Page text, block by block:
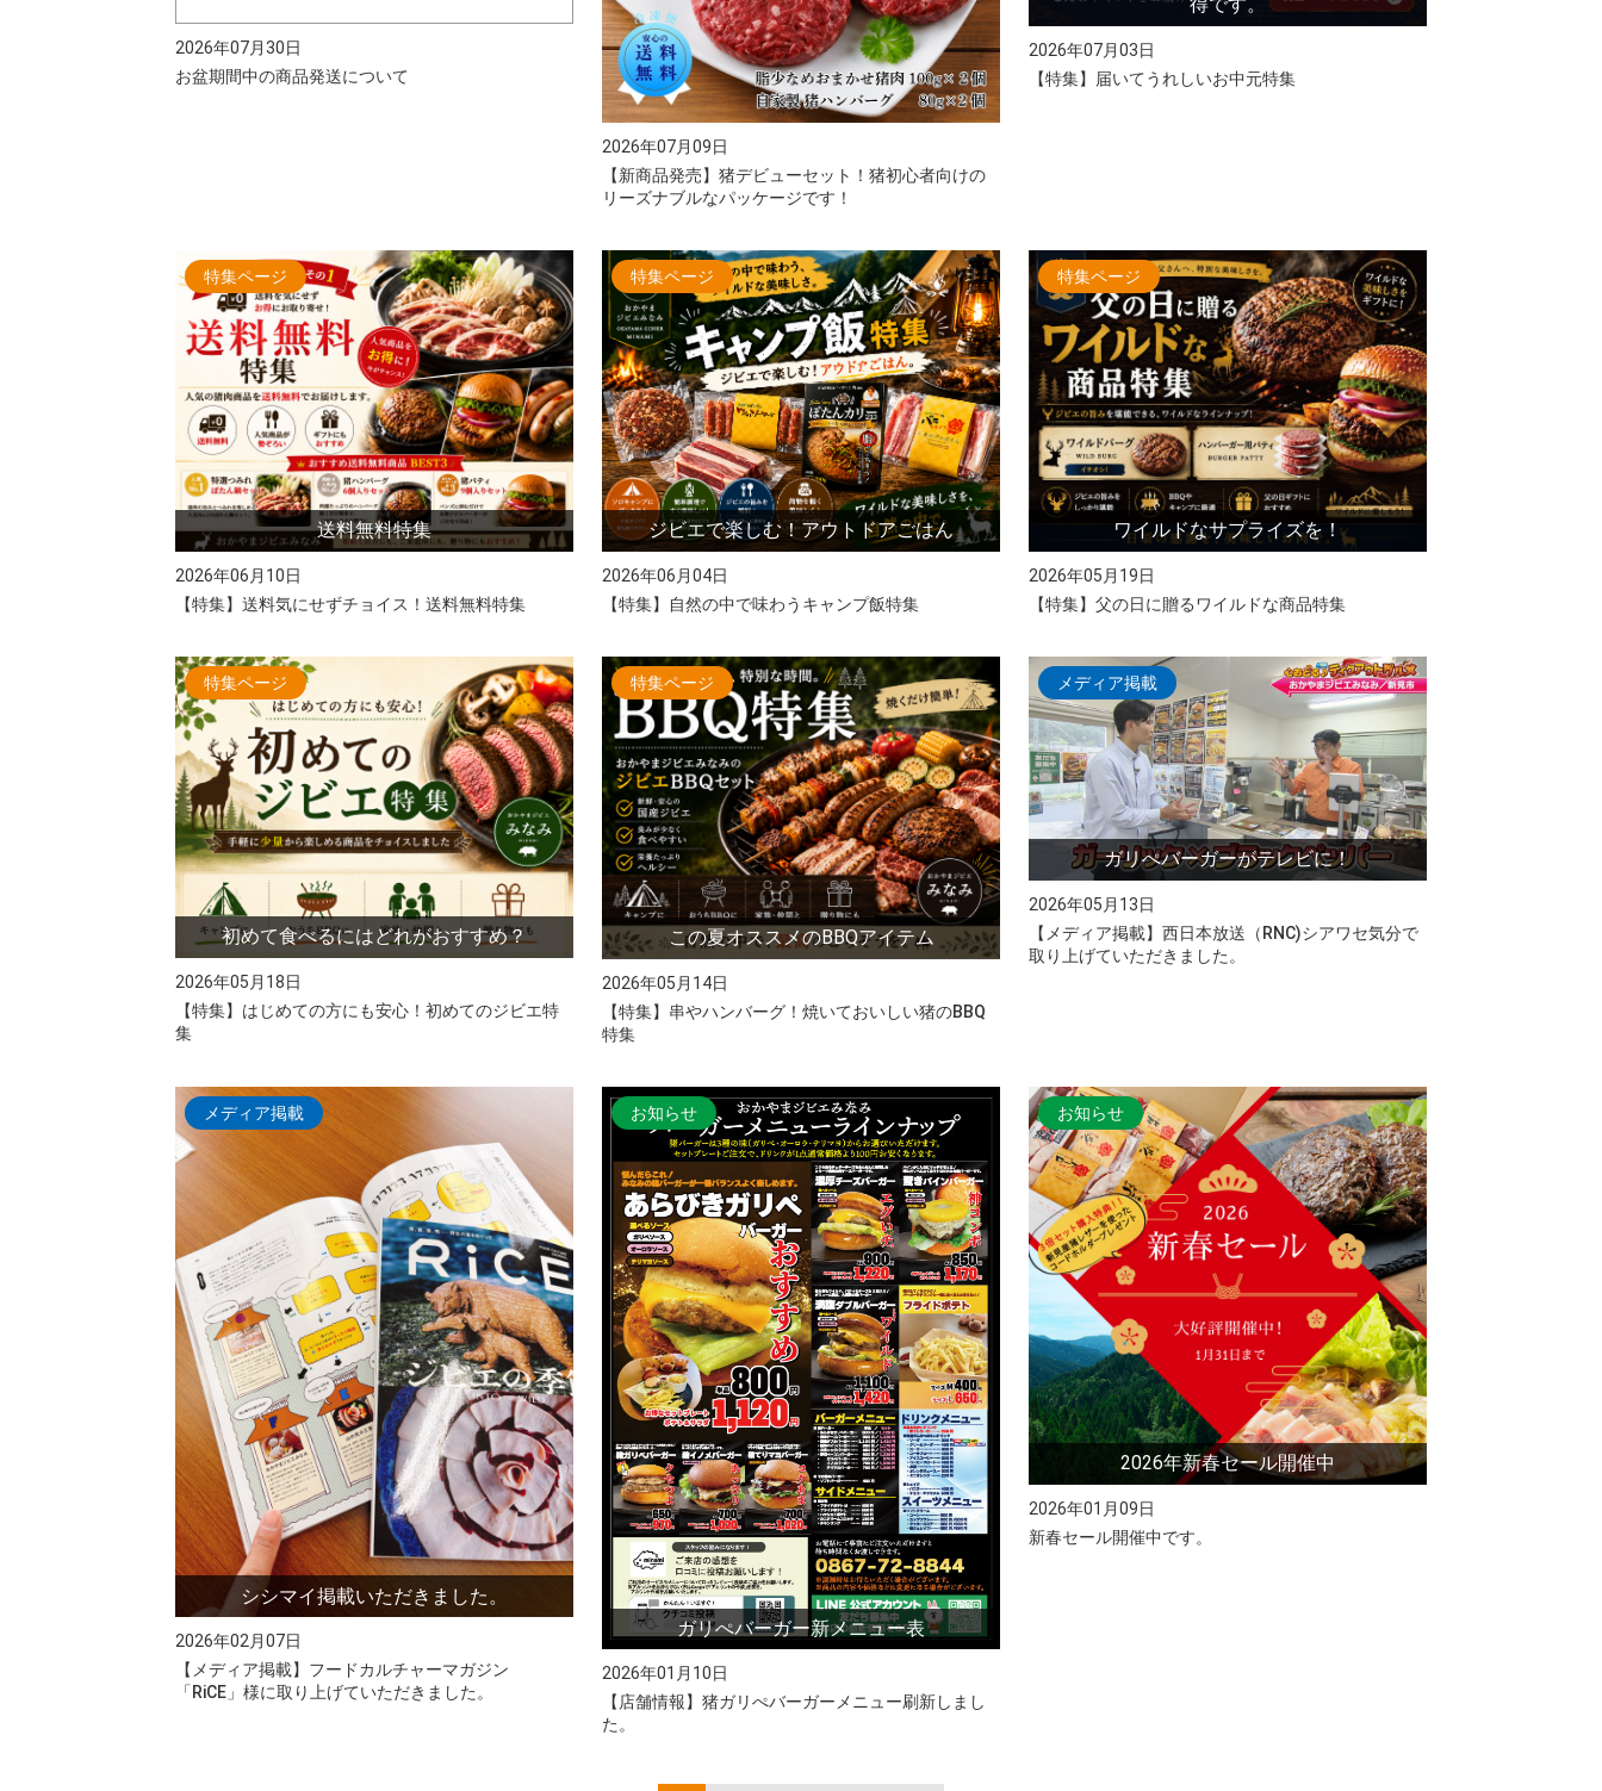
2026年07月30日
お盆期間中の商品発送について
2026年07月09日
【新商品発売】猪デビューセット！猪初心者向けの
リーズナブルなパッケージです！
得です。
2026年07月03日
【特集】届いてうれしいお中元特集
送料無料特集
特集ページ
2026年06月10日
【特集】送料気にせずチョイス！送料無料特集
ジビエで楽しむ！アウトドアごはん
特集ページ
2026年06月04日
【特集】自然の中で味わうキャンプ飯特集
ワイルドなサプライズを！
特集ページ
2026年05月19日
【特集】父の日に贈るワイルドな商品特集
初めて食べるにはどれがおすすめ？
特集ページ
2026年05月18日
【特集】はじめての方にも安心！初めてのジビエ特
集
この夏オススメのBBQアイテム
特集ページ
2026年05月14日
【特集】串やハンバーグ！焼いておいしい猪のBBQ
特集
ガリぺバーガーがテレビに！
メディア掲載
2026年05月13日
【メディア掲載】西日本放送（RNC)シアワセ気分で
取り上げていただきました。
シシマイ掲載いただきました。
メディア掲載
2026年02月07日
【メディア掲載】フードカルチャーマガジン
「RiCE」様に取り上げていただきました。
ガリぺバーガー新メニュー表
お知らせ
2026年01月10日
【店舗情報】猪ガリぺバーガーメニュー刷新しまし
た。
2026年新春セール開催中
お知らせ
2026年01月09日
新春セール開催中です。